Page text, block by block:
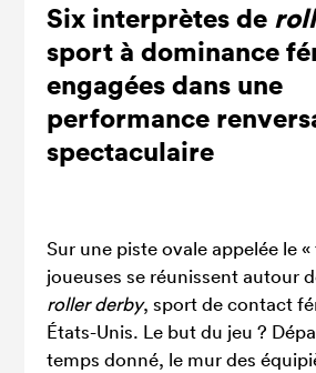
Six interprètes de
sport à dominance
engagées dans une
performance
spectaculaire
Sur une piste ovale appelée le
joueuses se réunissent autour
roller derby, sport de contact
États-Unis. Le but du jeu ?
temps donné, le mur des